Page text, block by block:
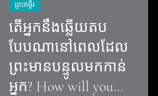
តើអ្នកនឹងឆ្លើយតប
បែបណានៅពេលដែល
ព្រះមានបន្ទូលមកកាន់
អ្នក? How will you
ព្រះគម្ពីរ